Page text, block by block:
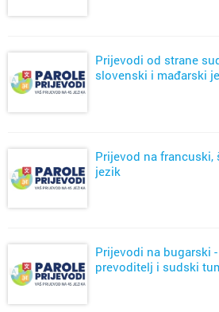
Prijevodi od strane
slovenski i mađarski
Prijevod na
jezik
Prijevodi na bugarski
prevoditelj i sudski